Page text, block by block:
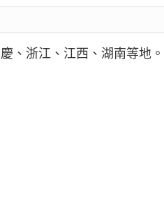
、浙江、江西、湖南等地